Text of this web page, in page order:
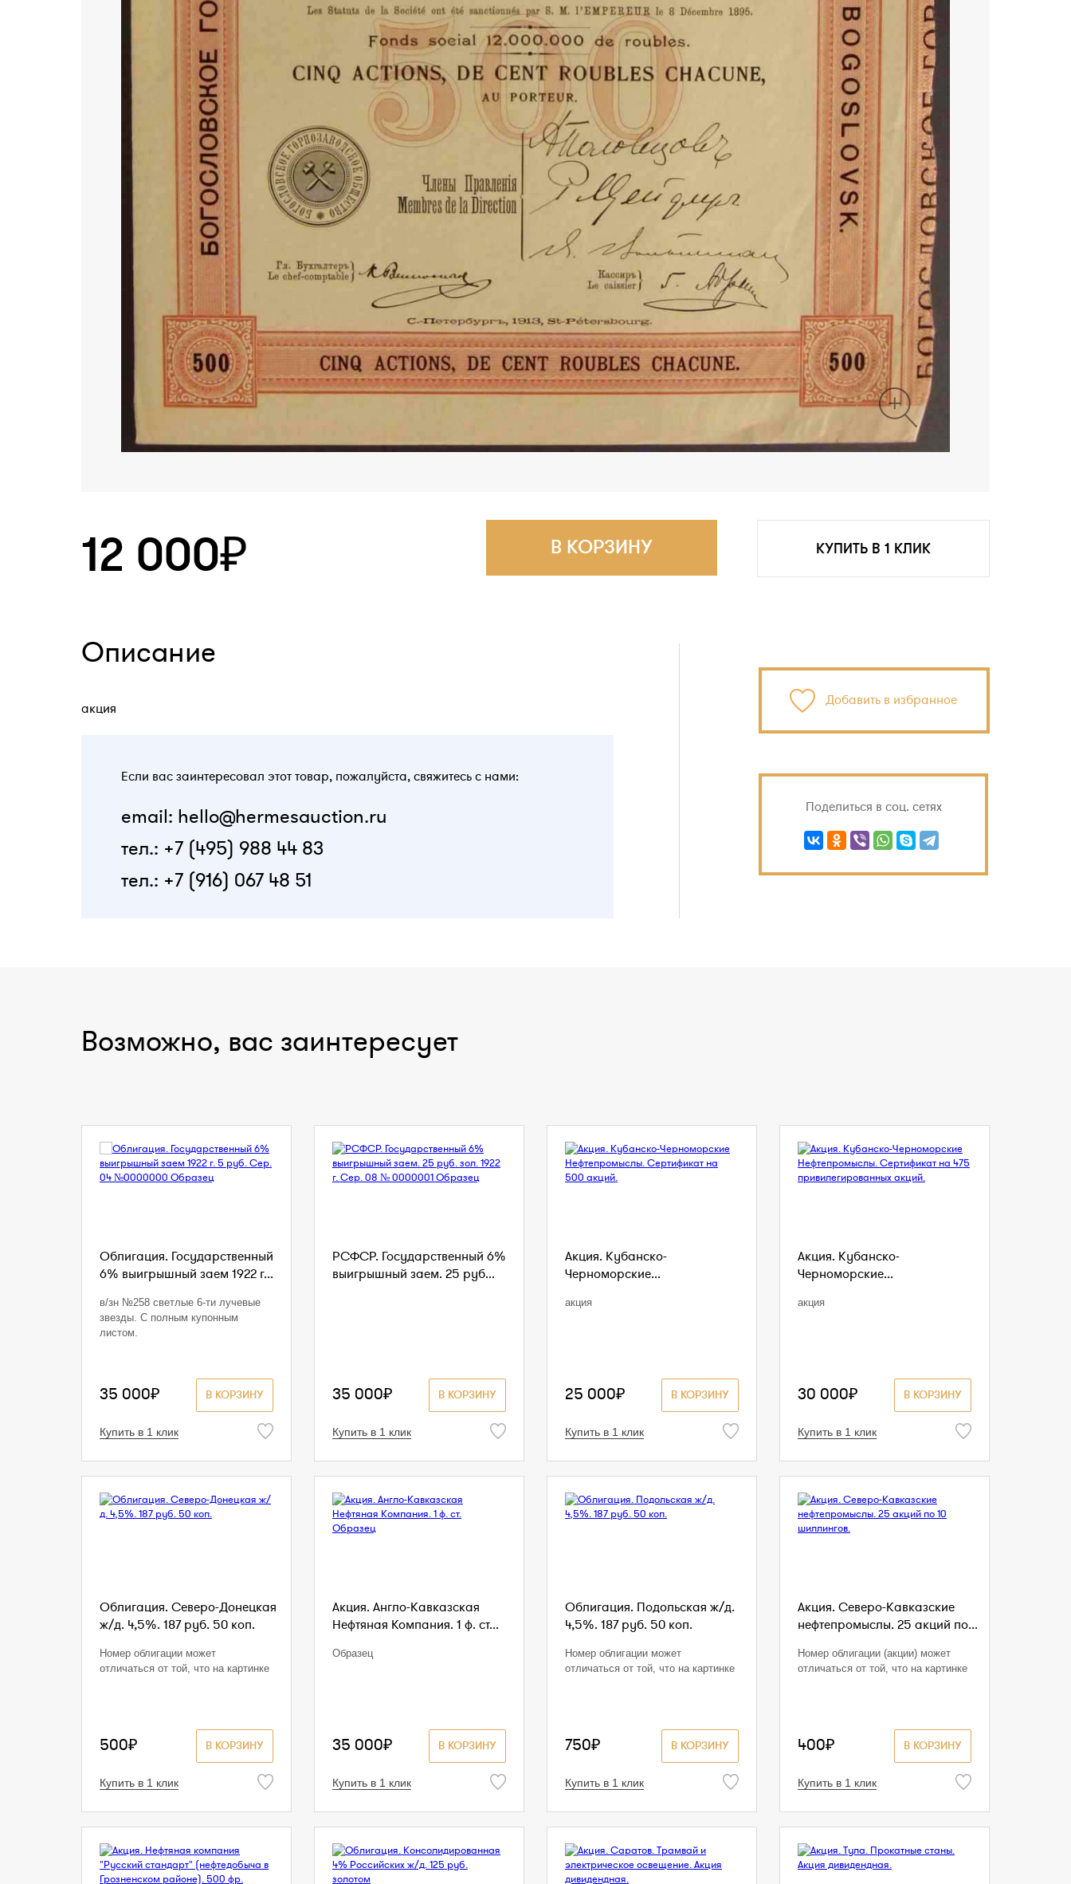
12 000₽ КУПИТЬ В 1 КЛИК
В КОРЗИНУ
Описание
акция
Если вас заинтересовал этот товар, пожалуйста, свяжитесь с нами:
email: hello@hermesauction.ru
тел.: +7 (495) 988 44 83
тел.: +7 (916) 067 48 51
Добавить в избранное
Поделиться в соц. сетях
Возможно, вас заинтересует
Облигация. Государственный
6% выигрышный заем 1922 г...
в/зн №258 светлые 6-ти лучевые
звезды. С полным купонным
листом.
В КОРЗИНУ
35 000₽
Купить в 1 клик
РСФСР. Государственный 6%
выигрышный заем. 25 руб...
В КОРЗИНУ
35 000₽
Купить в 1 клик
Акция. Кубанско-
Черноморские...
акция
В КОРЗИНУ
25 000₽
Купить в 1 клик
Акция. Кубанско-
Черноморские...
акция
В КОРЗИНУ
30 000₽
Купить в 1 клик
Облигация. Северо-Донецкая
ж/д. 4,5%. 187 руб. 50 коп.
Номер облигации может
отличаться от той, что на картинке
В КОРЗИНУ
500₽
Купить в 1 клик
Акция. Англо-Кавказская
Нефтяная Компания. 1 ф. ст...
Образец
В КОРЗИНУ
35 000₽
Купить в 1 клик
Облигация. Подольская ж/д.
4,5%. 187 руб. 50 коп.
Номер облигации может
отличаться от той, что на картинке
В КОРЗИНУ
750₽
Купить в 1 клик
Акция. Северо-Кавказские
нефтепромыслы. 25 акций по...
Номер облигации (акции) может
отличаться от той, что на картинке
В КОРЗИНУ
400₽
Купить в 1 клик